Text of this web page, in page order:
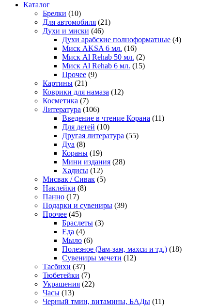
Каталог
Брелки (10)
Для автомобиля (21)
Духи и миски (46)
Духи арабские полноформатные (4)
Миск AKSA 6 мл. (16)
Миск Al Rehab 50 мл. (2)
Миск Al Rehab 6 мл. (15)
Прочее (9)
Картины (21)
Коврики для намаза (12)
Косметика (7)
Литература (106)
Введение в чтение Корана (11)
Для детей (10)
Другая литература (55)
Дуа (8)
Кораны (19)
Мини издания (28)
Хадисы (12)
Мисвак / Сивак (5)
Наклейки (8)
Панно (17)
Подарки и сувениры (39)
Прочее (45)
Браслеты (3)
Еда (4)
Мыло (6)
Полезное (Зам-зам, махси и тд.) (18)
Сувениры мечети (12)
Тасбихи (37)
Тюбетейки (7)
Украшения (22)
Часы (13)
Черный тмин, витамины, БАДы (11)